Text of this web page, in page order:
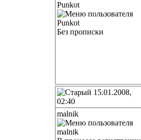
Punkot
Без прописки
15.01.2008,
02:40
malnik